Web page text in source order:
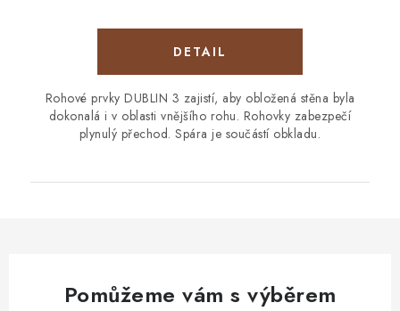
Rohové prvky DUBLIN 3 zajistí, aby obložená stěna byla
dokonalá i v oblasti vnějšího rohu. Rohovky zabezpečí
plynulý přechod. Spára je součástí obkladu.
Pomůžeme vám s výběrem